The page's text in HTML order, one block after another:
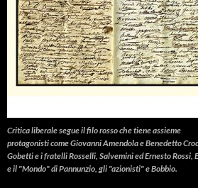
Critica liberalesegue il filo rosso che tiene assieme
protagonisti come Giovanni Amendola e Benedetto
Gobetti e i fratelli Rosselli, Salvemini ed Ernesto Rossi,
e il "Mondo" di Pannunzio, gli "azionisti" e Bobbio.